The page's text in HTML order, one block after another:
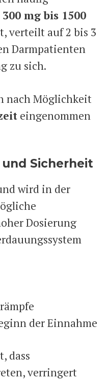
300 mg bis 1500
verteilt auf 2 bis 3
Darmpatienten
zu sich.
nach Möglichkeit
eingenommen
Sicherheit
wird in der
Dosierung
der Einnahme
dass
verringert